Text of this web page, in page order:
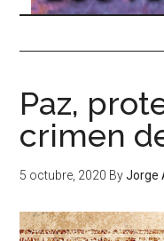
Paz,
crimen
5 octubre, 2020 ByJorge